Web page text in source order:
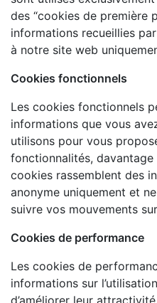
des “cookies de première
informations recueillies
à notre site web
Cookies fonctionnels
Les cookies fonctionnels
informations que vous
utilisons pour vous
fonctionnalités, davantage
cookies rassemblent des
anonyme uniquement et
suivre vos mouvements
Cookies de performance
Les cookies de
informations sur
d’améliorer leur